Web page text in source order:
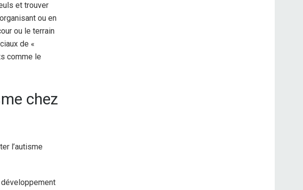
et trouver
ou en
ou le terrain
de «
comme le
chez
l’autisme